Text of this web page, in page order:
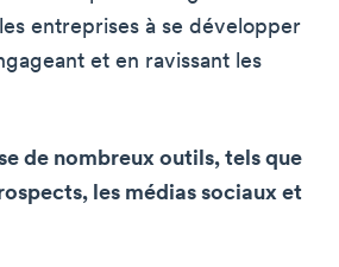
entreprises à se développer
et en ravissant les
de nombreux outils, tels que
les médias sociaux et